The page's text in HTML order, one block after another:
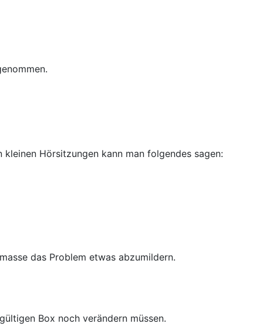
Hörsitzungen kann man folgendes sagen:
das Problem etwas abzumildern.
Box noch verändern müssen.